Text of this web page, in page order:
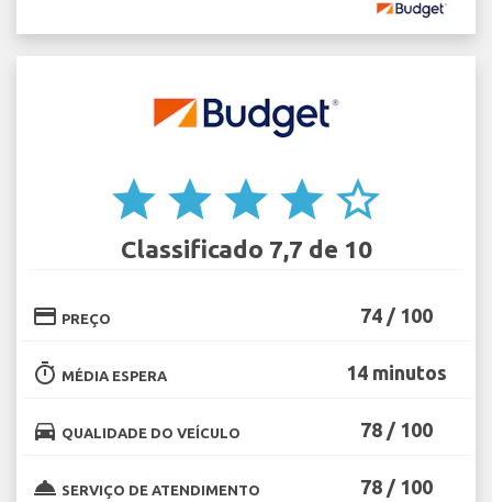
star star star star star_border
Classificado 7,7 de 10
credit_card PREÇO 74 / 100
timer MÉDIA ESPERA 14 minutos
directions_car QUALIDADE DO VEÍCULO 78 / 100
room_service SERVIÇO DE ATENDIMENTO 78 / 100